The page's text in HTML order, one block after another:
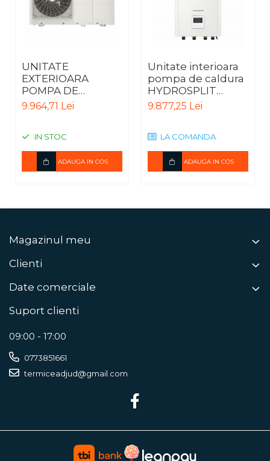
UNITATE
EXTERIOARA
POMPA DE
CALDURA SPLIT
IWT HYDRO BOX
ODU
HU051MR.U44
9.964,71 Lei
IN STOC
ADAUGA IN COS
Unitate interioara
pompa de caldura
HYDROSPLIT
HYDRO BOX R32
TRIFAZIC IDU
9.877,25 Lei
LA COMANDA
ADAUGA IN COS
Magazinul meu
Clienti
Date comerciale
Suport clienti
09:00 - 17:00
0773851661
termiceadjud@gmail.com